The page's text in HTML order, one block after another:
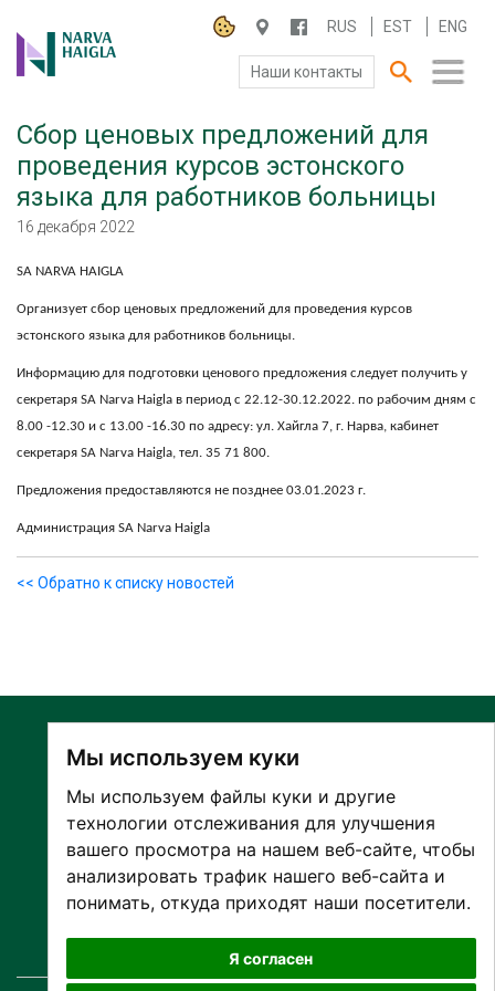
Мы используем куки
Мы используем файлы куки и другие
технологии отслеживания для улучшения
вашего просмотра на нашем веб-сайте, чтобы
анализировать трафик нашего веб-сайта и
понимать, откуда приходят наши посетители.
Я согласен
RUS EST ENG
Наши контакты
О БОЛЬНИЦЕ
ПАЦИЕНТАМ И ПОСЕТИТЕЛЯМ
РАБОТА И ПРАКТИКА
Сбор ценовых предложений для
проведения курсов эстонского
языка для работников больницы
16 декабря 2022
SA NARVA HAIGLA
Организует сбор ценовых предложений для проведения курсов
эстонского языка для работников больницы.
Информацию для подготовки ценового предложения следует получить у
секретаря SA Narva Haigla в период с 22.12-30.12.2022. по рабочим дням с
8.00 -12.30 и с 13.00 -16.30 по адресу: ул. Хайгла 7, г. Нарва, кабинет
секретаря SA Narva Haigla, тел. 35 71 800.
Предложения предоставляются не позднее 03.01.2023 г.
Администрация SA Narva Haigla
<< Обратно к списку новостей
О БОЛЬНИЦЕ
ПАЦИЕНТАМ И ПОСЕТИТЕЛЯМ
ПАРТНЕРУ ПО СОТРУДНИЧЕСТВУ